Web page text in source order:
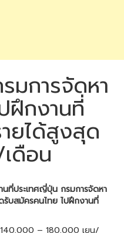
มการจัดหา
ฝึกงานที่
ยได้สูงสุด
ดือน
ที่ประเทศญี่ปุ่น กรมการจัดหา
รับสมัครคนไทย ไปฝึกงานที่
140,000 – 180,000 เยน/